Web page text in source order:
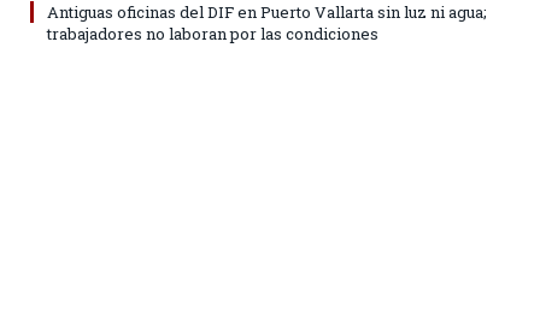
Antiguas oficinas del DIF en Puerto Vallarta sin luz ni agua;
trabajadores no laboran por las condiciones